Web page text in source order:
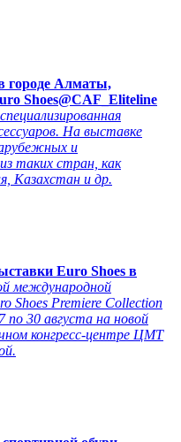
городе Алматы,
Shoes@CAF_Eliteline
На выставке
и
таких стран, как
Казахстан и др.
Euro Shoes в
международной
Shoes Premiere Collection
30 августа на новой
конгресс-центре ЦМТ